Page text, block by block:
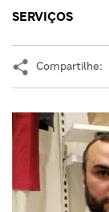
SERVIÇOS
Compartilhe: